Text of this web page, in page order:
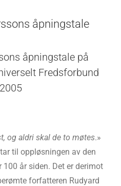
åpningstale
åpningstale på
Fredsforbund
og aldri skal de to møtes.»
til oppløsningen av den
år siden. Det er derimot
forfatteren Rudyard